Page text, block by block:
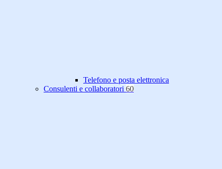
Telefono e posta elettronica
Consulenti e collaboratori 60